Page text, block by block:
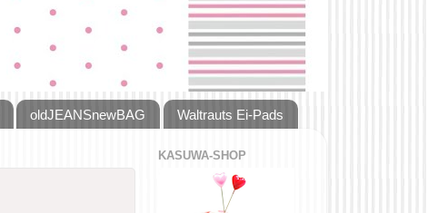
oldJEANSnewBAG Waltrauts Ei-Pads
KASUWA-SHOP